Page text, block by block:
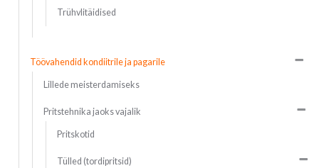
Trühvlitäidised
Töövahendid kondiitrile ja pagarile
Lillede meisterdamiseks
Pritstehnika jaoks vajalik
Pritskotid
Tülled (tordipritsid)